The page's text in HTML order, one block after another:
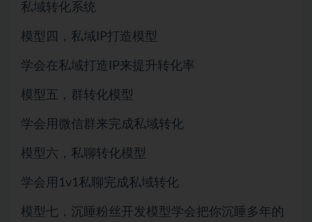
私域转化系统
模型四，私域IP打造模型
学会在私域打造IP来提升转化率
模型五，群转化模型
学会用微信群来完成私域转化
模型六，私聊转化模型
学会用1v1私聊完成私域转化
模型七，沉睡粉丝开发模型学会把你沉睡多年的